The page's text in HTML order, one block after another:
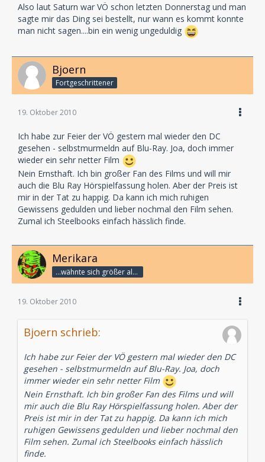
Also laut Saturn war VÖ schon letzten Donnerstag und man
sagte mir das Ding sei bestellt, nur wann es kommt konnte
man nicht sagen....bin ein wenig ungeduldig
Bjoern
Fortgeschrittener
19. Oktober 2010
Ich habe zur Feier der VÖ gestern mal wieder den DC
gesehen - selbstmurmeldn auf Blu-Ray. Joa, doch immer
wieder ein sehr netter Film
Nein Ernsthaft. Ich bin großer Fan des Films und will mir
auch die Blu Ray Hörspielfassung holen. Aber der Preis ist
mir in der Tat zu happig. Da kann ich mich ruhigen
Gewissens gedulden und lieber nochmal den Film sehen.
Zumal ich Steelbooks einfach hässlich finde.
Merikara
...wähnte sich größer als die Götter.
19. Oktober 2010
Bjoern schrieb:
Ich habe zur Feier der VÖ gestern mal wieder den DC
gesehen - selbstmurmeldn auf Blu-Ray. Joa, doch
immer wieder ein sehr netter Film
Nein Ernsthaft. Ich bin großer Fan des Films und will
mir auch die Blu Ray Hörspielfassung holen. Aber der
Preis ist mir in der Tat zu happig. Da kann ich mich
ruhigen Gewissens gedulden und lieber nochmal den
Film sehen. Zumal ich Steelbooks einfach hässlich
finde.